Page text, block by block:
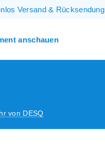
Versand& Rücksendung
anschauen
von DESQ